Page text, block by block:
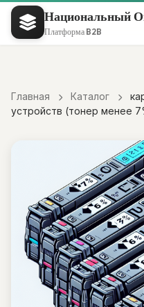
Национальный
Платформа B2B
Главная Каталог
устройств (тонер менее